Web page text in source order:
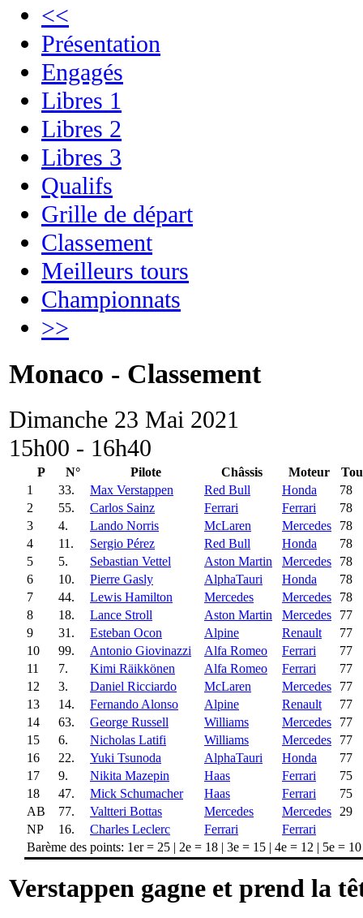
<<
Présentation
Engagés
Libres 1
Libres 2
Libres 3
Qualifs
Grille de départ
Classement
Meilleurs tours
Championnats
>>
Monaco - Classement
Dimanche 23 Mai 2021
15h00 - 16h40
P N° Pilote Châssis Moteur
1
33. Max Verstappen Red Bull Honda
78
2
55. Carlos Sainz Ferrari Ferrari
78
3
4. Lando Norris McLaren Mercedes
78
4
11. Sergio Pérez Red Bull Honda
78
5
5. Sebastian Vettel Aston Martin Mercedes
78
6
10. Pierre Gasly AlphaTauri Honda
78
7
44. Lewis Hamilton Mercedes Mercedes
78
8
18. Lance Stroll Aston Martin Mercedes
77
9
31. Esteban Ocon Alpine Renault
77
10
99. Antonio Giovinazzi Alfa Romeo Ferrari
77
11
7. Kimi Räikkönen Alfa Romeo Ferrari
77
12
3. Daniel Ricciardo McLaren Mercedes
77
13
14. Fernando Alonso Alpine Renault
77
14
63. George Russell Williams Mercedes
77
15
6. Nicholas Latifi Williams Mercedes
77
16
22. Yuki Tsunoda AlphaTauri Honda
77
17
9. Nikita Mazepin Haas Ferrari
75
18
47. Mick Schumacher Haas Ferrari
75
AB
77. Valtteri Bottas Mercedes Mercedes
29
NP
16. Charles Leclerc Ferrari
Ferrari
Barème des points: 1er = 25 | 2e = 18 | 3e = 15 | 4e = 12 | 5e =
Verstappen gagne et prend la